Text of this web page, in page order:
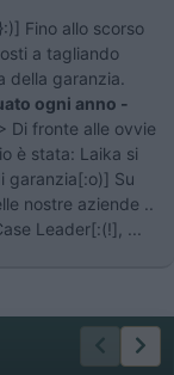
Fino allo scorso
a tagliando
della garanzia.
ogni anno -
Di fronte alle ovvie
è stata: Laika si
garanzia[:o)] Su
nostre aziende ..
Leader[:(!], ...